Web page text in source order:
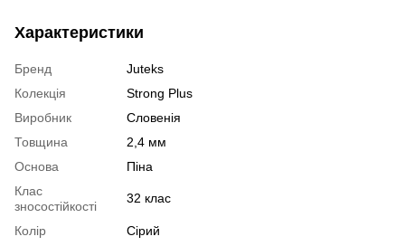
Характеристики
Бренд
Juteks
Колекція
Strong Plus
Виробник
Словенія
Товщина
2,4 мм
Основа
Піна
Клас
зносостійкості
32 клас
Колір
Сірий